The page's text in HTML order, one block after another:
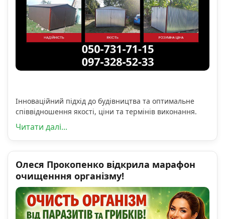
Інноваційний підхід до будівництва та оптимальне
співвідношення якості, ціни та термінів виконання.
Читати далі...
Олеся Прокопенко відкрила марафон
очищенння організму!